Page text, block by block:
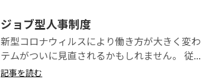
ジョブ型人事制度
新型コロナウィルスにより働き方が大きく変
テムがついに見直されるかもしれません。 従...
記事を読む